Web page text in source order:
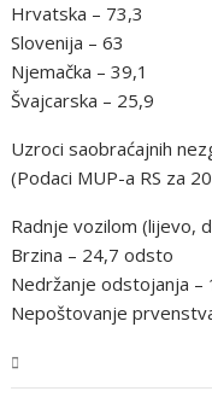
Hrvatska – 73,3
Slovenija – 63
Njemačka – 39,1
Švajcarska – 25,9
Uzroci saobraćajnih
(Podaci MUP-a RS za
Radnje vozilom (lijevo,
Brzina – 24,7 odsto
Nedržanje odstojanja –
Nepoštovanje